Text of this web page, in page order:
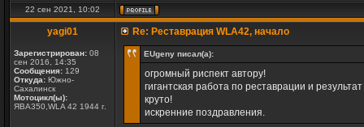
22 сен 2021, 10:02
yagi01
Зарегистрирован: 08
сен 2016, 14:35
Сообщения: 129
Откуда: Южно-
Сахалинск
Мотоцикл(ы):
ЯВА350,WLA 42 1944 г.
Re: Реставрация WLA42, начало
EUgeny писал(а):
огромный риспект автору!
гигантская работа по реставрации и
круто!
искренние поздравления.